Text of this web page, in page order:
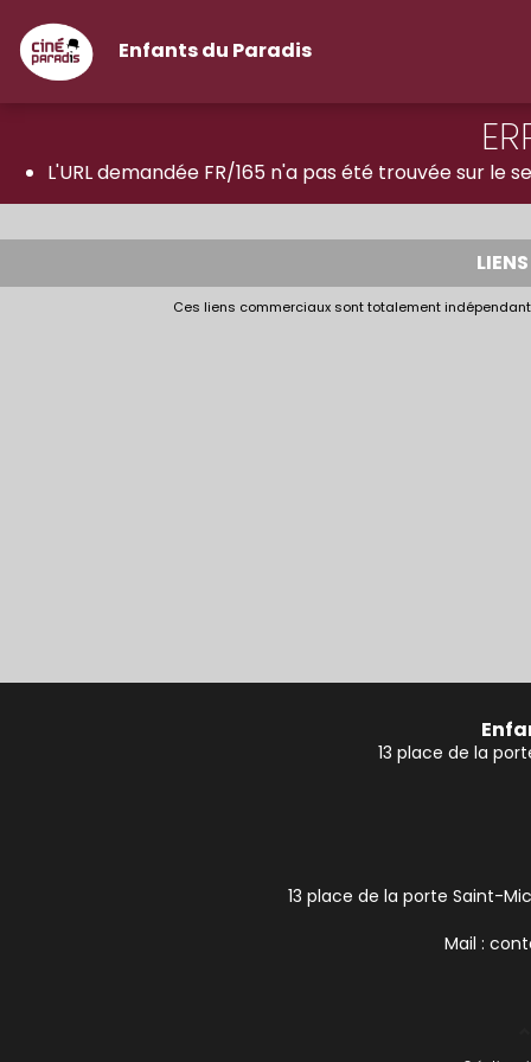
Enfants du Paradis
L'URL demandée FR/165 n'a pas été trouvée sur le
Ces liens commerciaux sont totalement
13 place de la
13 place de la porte Saint-
Mail :